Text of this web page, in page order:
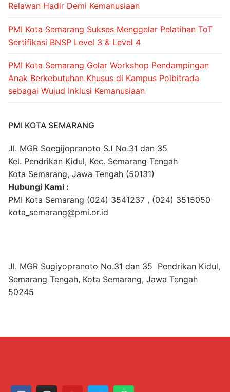
Relawan Hadir Demi Kemanusiaan
PMI Kota Semarang Sukses Menggelar Pelatihan ToT
Sertifikasi BNSP Level 3 & Level 4
PMI Kota Semarang Gelar Workshop Pendampingan
Anak Berkebutuhan Khusus di Kampus Polbitrada
sebagai Wujud Inklusi Kemanusiaan
PMI KOTA SEMARANG
Jl. MGR Soegijopranoto SJ No.31 dan 35
Kel. Pendrikan Kidul, Kec. Semarang Tengah
Kota Semarang, Jawa Tengah (50131)
Hubungi Kami :
PMI Kota Semarang (024) 3541237 , (024) 3515050
kota_semarang@pmi.or.id
Jl. MGR Sugiyopranoto No.31 dan 35 Pendrikan Kidul,
Semarang Tengah, Kota Semarang, Jawa Tengah
50245